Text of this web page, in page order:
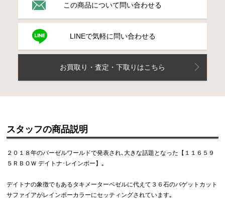
この商品について問い合わせる
LINEで気軽に問い合わせる
お買取り・査定・下取りはこちら
スタッフの商品説明
２０１８年のバーゼルワールドで発表され､大きな話題となった【１１６５９
５ＲＢＯＷ デイトナ･レインボー】｡
デイトナの象徴でもあるタキメーターベゼルに代えて３６石のバゲットカット
サファイアがレインボーカラーにセッティングされています｡